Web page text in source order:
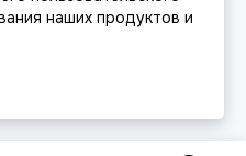
офертой, определяемой
кодекса РФ.
наших продуктов и